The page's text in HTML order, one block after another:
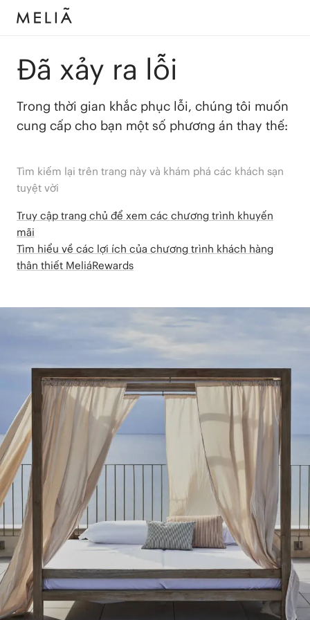
Đã xảy ra lỗi
Trong thời gian khắc phục lỗi, chúng tôi muốn
cung cấp cho bạn một số phương án thay thế:
Tìm kiếm lại trên trang này và khám phá các khách sạn
tuyệt vời
Truy cập trang chủ để xem các chương trình khuyến
mãi
Tìm hiểu về các lợi ích của chương trình khách hàng
thân thiết MeliáRewards